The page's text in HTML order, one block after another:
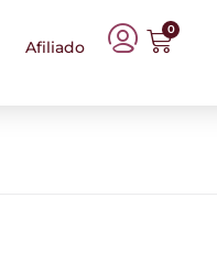
Afiliado
0